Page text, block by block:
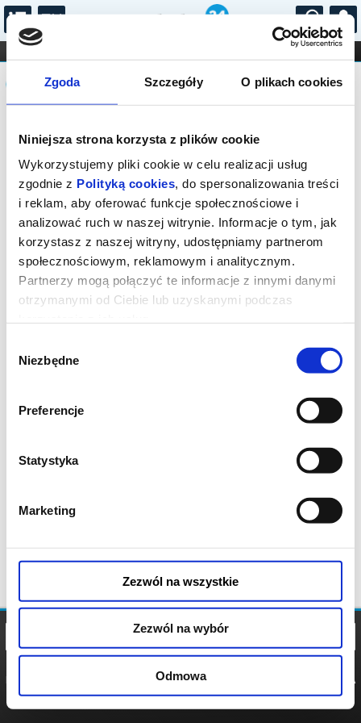
Zgoda Szczegóły O plikach cookies
Niniejsza strona korzysta z plików cookie
Wykorzystujemy pliki cookie w celu realizacji usług
zgodnie z Polityką cookies, do spersonalizowania treści
i reklam, aby oferować funkcje społecznościowe i
analizować ruch w naszej witrynie. Informacje o tym, jak
korzystasz z naszej witryny, udostępniamy partnerom
społecznościowym, reklamowym i analitycznym.
Partnerzy mogą połączyć te informacje z innymi danymi
otrzymanymi od Ciebie lub uzyskanymi podczas
zgody
Niezbędne
Preferencje
Statystyka
Marketing
Zezwól na wszystkie
Zezwól na wybór
Odmowa
...
FILHARMONIA OPERA I BALET
STAND-UP
DLA DZIECI
Komunikat
Sprzedaż biletów on-line na wydarzenie
została zakończona.
POLITYKA
POLITYKA